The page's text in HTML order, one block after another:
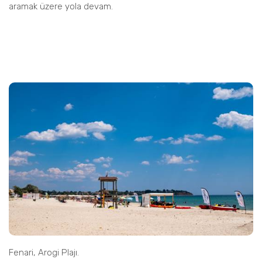
aramak üzere yola devam.
Fenari, Arogi Plajı.